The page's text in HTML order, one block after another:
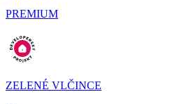
PREMIUM
ZELENÉ VLČINCE